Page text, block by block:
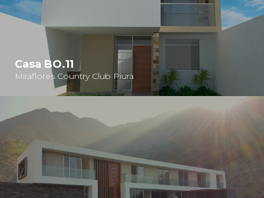
Casa BO.11
Miraflores Country Club Piura